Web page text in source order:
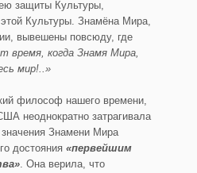
защиты Культуры,
Культуры. Знамёна Мира,
вывешены повсюду, где
время, когда Знамя Мира,
мир!..»
философ нашего времени,
неоднократно затрагивала
Знамени Мира
достояния «первейшим
». Она верила, что